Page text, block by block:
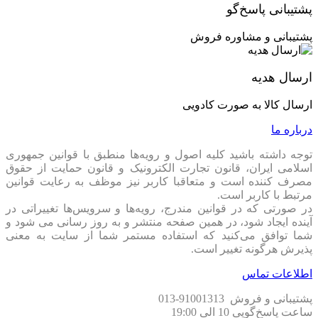
مقایسه Sapphire NITRO+ RX 7700 XT 12GB با رقبا
موجود در بازار مقایسه کنیم، می‌بینیم که این کارت به دلیل قدرت
پردازش بالا، خنک‌کنندگی بهتر و طراحی پیشرفته، حرف اول رو
می‌زنه. از نظر کارایی در برابر قیمت، میشه گفت که این کارت یکی
از بهترین‌ها در بازاره و در واقع شما دارین یه کارت گرافیک
فوق‌العاده قدرتمند رو با هزینه معقولی دریافت می‌کنین. اگر به
دنبال تجربه بازی‌های سنگین یا پروژه‌های گرافیکی حرفه‌ای هستین،
به جرات می‌تونم بگم این مدل انتخاب بهتری نسبت به مدل‌های
مشابه خواهد بود.
کارت گرافیک سافایر Sapphire NITRO+ RX 7700 XT 12GB
نتیجه‌گیری – چرا باید Sapphire NITRO+ RX 7700 XT
12GB رو بخرید؟
بهترین انتخاب‌ها برای کاربران حرفه‌ای به حساب میاد. طراحی زیبا،
پشتیبانی پاسخ‌گو
پشتیبانی و مشاوره فروش
ارسال هدیه
ارسال کالا به صورت کادویی
درباره ما
توجه داشته باشید کلیه اصول و رویه‏‌ها منطبق با قوانین جمهوری
اسلامی ایران، قانون تجارت الکترونیک و قانون حمایت از حقوق
مصرف کننده است و متعاقبا کاربر نیز موظف به رعایت قوانین
مرتبط با کاربر است.
در صورتی که در قوانین مندرج، رویه‏‌ها و سرویس‏‌ها تغییراتی در
آینده ایجاد شود، در همین صفحه منتشر و به روز رسانی می شود و
شما توافق می‏‌کنید که استفاده مستمر شما از سایت به معنی
پذیرش هرگونه تغییر است.
اطلاعات تماس
پشتیبانی و فروش 91001313-013
ساعت پاسخ‌گویی 10 الی 19:00